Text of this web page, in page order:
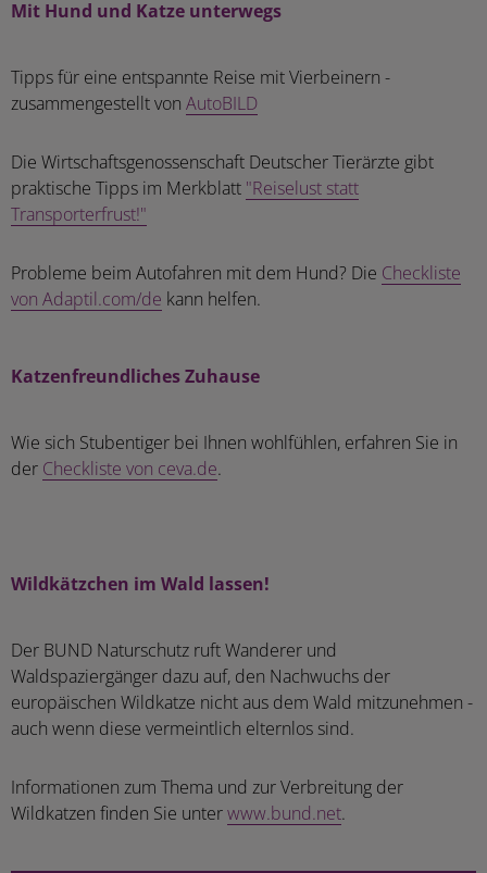
Mit Hund und Katze unterwegs
Tipps für eine entspannte Reise mit Vierbeinern -
zusammengestellt von AutoBILD
Die Wirtschaftsgenossenschaft Deutscher Tierärzte gibt
praktische Tipps im Merkblatt "Reiselust statt
Transporterfrust!"
Probleme beim Autofahren mit dem Hund? Die Checkliste
von Adaptil.com/de kann helfen.
Katzenfreundliches Zuhause
Wie sich Stubentiger bei Ihnen wohlfühlen, erfahren Sie in
der Checkliste von ceva.de.
Wildkätzchen im Wald lassen!
Der BUND Naturschutz ruft Wanderer und
Waldspaziergänger dazu auf, den Nachwuchs der
europäischen Wildkatze nicht aus dem Wald mitzunehmen -
auch wenn diese vermeintlich elternlos sind.
Informationen zum Thema und zur Verbreitung der
Wildkatzen finden Sie unter www.bund.net.